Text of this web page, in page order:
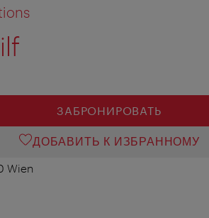
ЗАБРОНИРОВАТЬ
ДОБАВИТЬ К ИЗБРАННОМУ
Wien